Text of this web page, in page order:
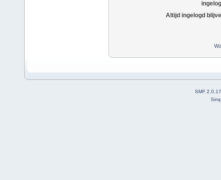
Altijd ingelogd
SMF 2.0.17